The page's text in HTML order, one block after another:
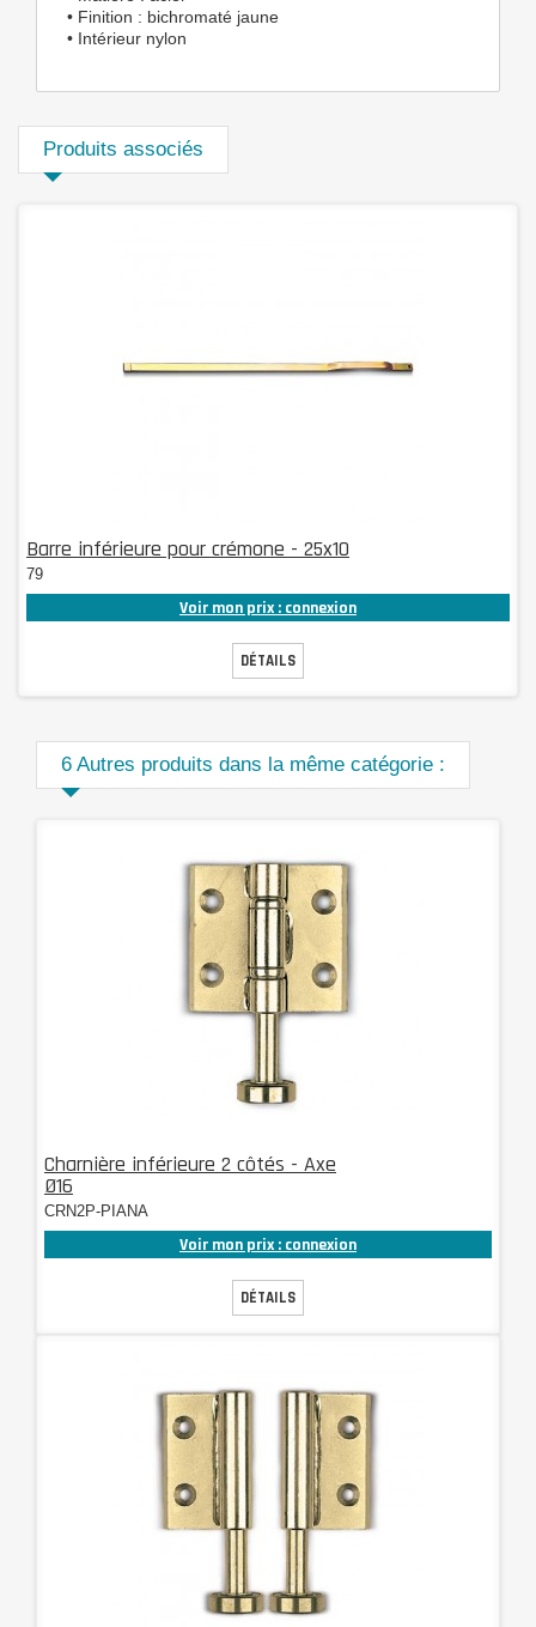
• Finition : bichromaté jaune
• Intérieur nylon
Produits associés
Barre inférieure pour crémone - 25x10
79
Voir mon prix : connexion
DÉTAILS
6 Autres produits dans la même catégorie :
Charnière inférieure 2 côtés - Axe
Ø16
CRN2P-PIANA
Voir mon prix : connexion
DÉTAILS